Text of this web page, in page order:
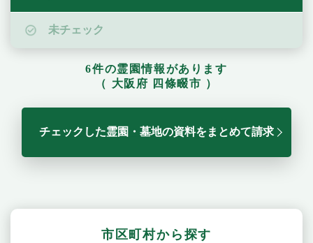
未チェック
6件の霊園情報があります
（ 大阪府 四條畷市 ）
チェックした霊園・墓地の資料をまとめて請求
市区町村から探す